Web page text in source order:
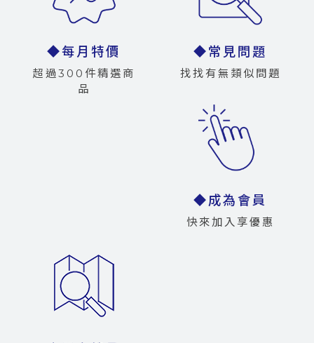
◆每月特價
超過300件精選商
品
◆常見問題
找找有無類似問題
◆成為會員
快來加入享優惠